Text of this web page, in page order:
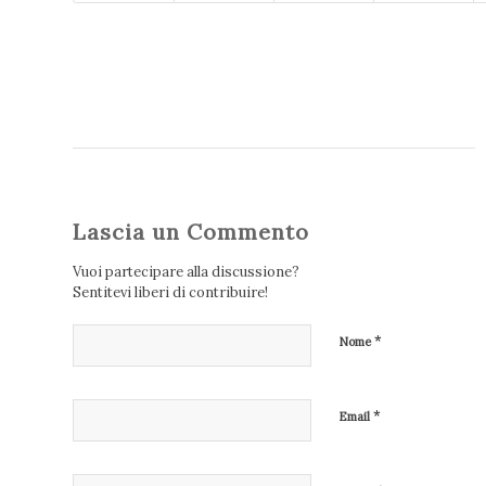
Lascia un Commento
Vuoi partecipare alla discussione?
Sentitevi liberi di contribuire!
Nome*
Email *